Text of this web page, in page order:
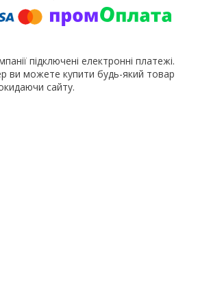
підключені електронні платежі.
ви можете купити будь-який товар
сайту.